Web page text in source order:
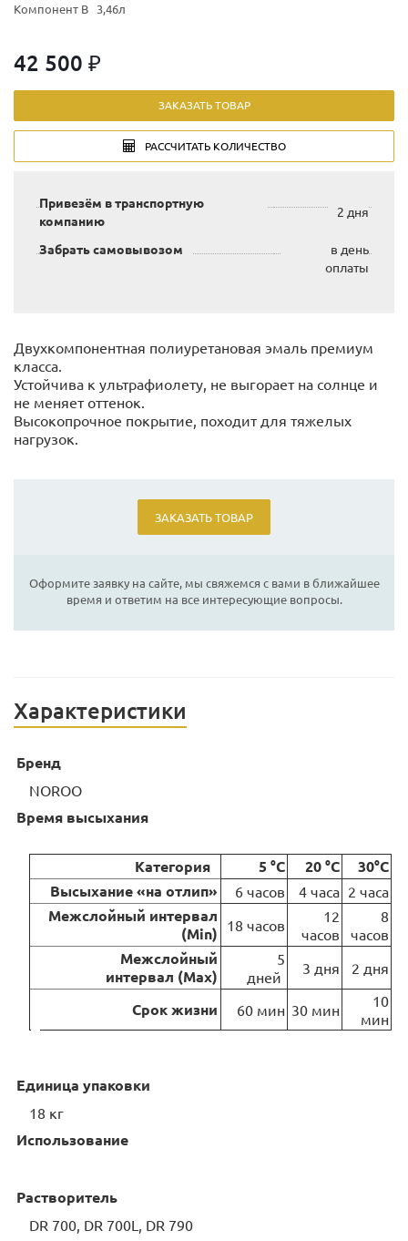
Компонент В 3,46л
42 500 ₽
ЗАКАЗАТЬ ТОВАР
РАССЧИТАТЬ КОЛИЧЕСТВО
Привезём в транспортную
компанию
2 дня
Забрать самовывозом
в день
оплаты
Двухкомпонентная полиуретановая эмаль премиум
класса.
Устойчива к ультрафиолету, не выгорает на солнце и
не меняет оттенок.
Высокопрочное покрытие, походит для тяжелых
нагрузок.
ЗАКАЗАТЬ ТОВАР
Оформите заявку на сайте, мы свяжемся с вами в ближайшее
время и ответим на все интересующие вопросы.
Характеристики
Бренд
NOROO
Время высыхания
Категория 5 °C 20 °C
30°C
Высыхание «на отлип»
6 часов 4 часа 2 часа
Межслойный интервал
(Min) 18 часов
12
часов
8
часов
Межслойный
интервал (Max)
5
дней
3 дня 2 дня
Срок жизни 60 мин 30 мин
10
мин
Единица упаковки
18 кг
Использование
Растворитель
DR 700, DR 700L, DR 790